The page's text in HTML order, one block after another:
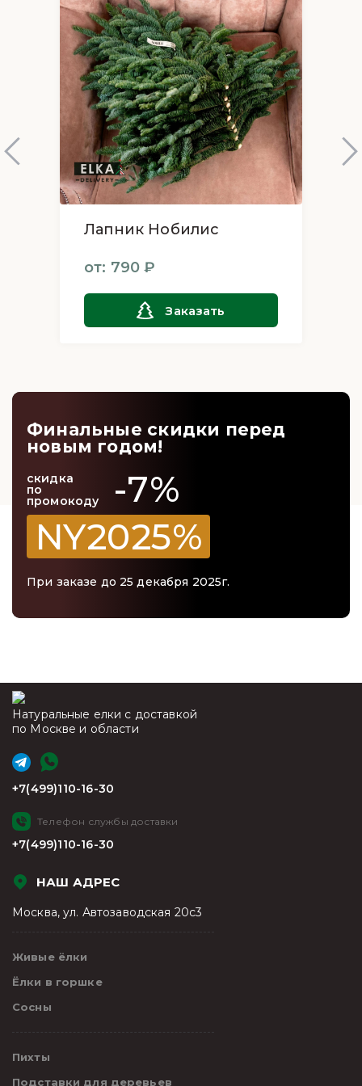
ПОЧЕМУ СТОИТ ВЫБРАТЬ ДАТСКУЮ ЁЛКУ В
Долговечность: Датские елки известны своей
способностью долго сохранять свежесть и
красоту, что делает их идеальным выбором для
создания праздничной атмосферы на
длительное время.
Экологически чистый выбор: Выбор датской
елки – это ваш вклад в поддержку устойчивого
сельского хозяйства и забота о будущем нашей
планеты.
Датская елка в горшке от ElkaDelivery – это не
и тепла. Она станет идеальным дополнением к
вашему дому, создавая атмосферу настоящего
северного волшебства. Сделайте свой выбор в
пользу красоты, качества и устойчивости с
ElkaDelivery уже сегодня!
Лапник Нобилис
от: 790 ₽
Заказать
Финальные скидки перед
новым годом!
скидка -7%
по
промокоду
NY2025%
При заказе до 25 декабря 2025г.
Натуральные елки с доставкой
по Москве и области
+7(499)110-16-30
Телефон службы доставки
+7(499)110-16-30
Живые ёлки
Ёлки в горшке
Сосны
Пихты
Подставки для деревьев
НАШ АДРЕС
Москва, ул. Автозаводская 20с3